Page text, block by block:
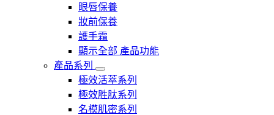
眼唇保養
妝前保養
護手霜
顯示全部 產品功能
產品系列
極效活萃系列
極效胜肽系列
名模肌密系列